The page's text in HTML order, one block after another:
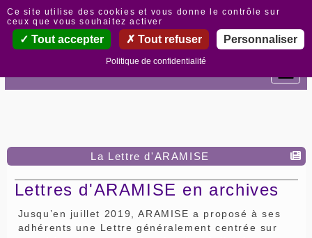
La Lettre d'ARAMISE
Lettres d'ARAMISE en archives
Jusqu’en juillet 2019, ARAMISE a proposé à ses
adhérents une Lettre généralement centrée sur
Panneau de gestion des cookies
Ce site utilise des cookies et vous donne le contrôle sur
ceux que vous souhaitez activer
Tout accepter Tout refuser Personnaliser
Politique de confidentialité